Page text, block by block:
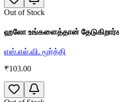
Out of Stock
ஹலோ உங்களைத்தான்
எஸ்.எல்.வி. மூர்த்தி
₹103.00